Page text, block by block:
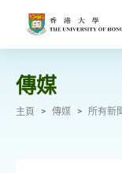
傳媒
主頁 > 傳媒 > 所有新